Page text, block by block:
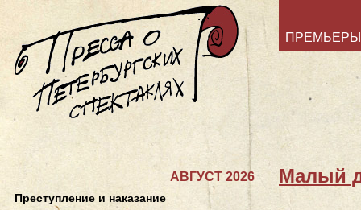
ПРЕМЬЕРЫ
Малый
АВГУСТ 2026
Преступление и наказание